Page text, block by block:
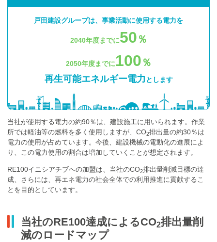
戸田建設グループは、事業活動に使用する電力を
2040年度までに50 ％
2050年度までに100 ％
再生可能エネルギー電力 とします
当社が使用する電力の約90％は、建設施工に用いられます。作業
所では軽油等の燃料を多く使用しますが、CO2排出量の約30％は
電力の使用が占めています。今後、建設機械の電動化の進展によ
り、この電力使用の割合は増加していくことが想定されます。
RE100イニシアチブへの加盟は、当社のCO2排出量削減目標の達
成、さらには、再エネ電力の社会全体での利用推進に貢献するこ
とを目的としています。
当社のRE100達成によるCO2排出量削
減のロードマップ